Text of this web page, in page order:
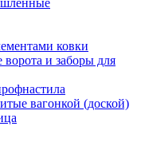
ковки
и заборы для
вагонкой (доской)